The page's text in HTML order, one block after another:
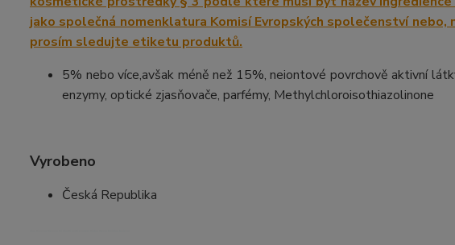
5% nebo více,avšak méně než 15%, neiontové povrchově aktivní
enzymy, optické zjasňovače, parfémy, Methylchloroisothiazolinone
Vyrobeno
Česká Republika